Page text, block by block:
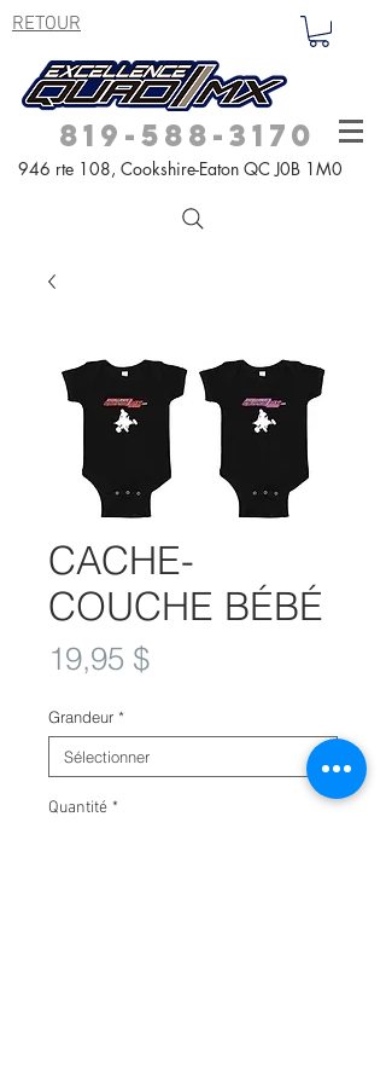
RETOUR
819-588-3170
946 rte 108, Cookshire-Eaton QCJ0B 1M0
CACHE-
COUCHE BÉBÉ
19,95 $Prix
Grandeur *
Quantité *